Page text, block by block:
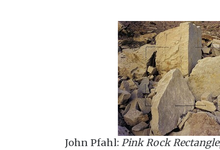
John Pfahl: Pink Rock Rectangle